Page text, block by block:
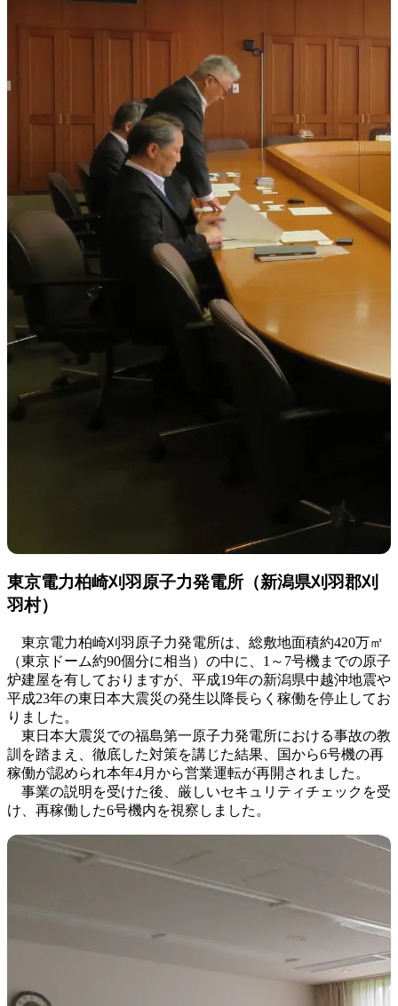
東京電力柏崎刈羽原子力発電所（新潟県刈羽郡刈
羽村）
東京電力柏崎刈羽原子力発電所は、総敷地面積約420万㎡
（東京ドーム約90個分に相当）の中に、1～7号機までの原子
炉建屋を有しておりますが、平成19年の新潟県中越沖地震や
平成23年の東日本大震災の発生以降長らく稼働を停止してお
りました。
東日本大震災での福島第一原子力発電所における事故の教
訓を踏まえ、徹底した対策を講じた結果、国から6号機の再
稼働が認められ本年4月から営業運転が再開されました。
事業の説明を受けた後、厳しいセキュリティチェックを受
け、再稼働した6号機内を視察しました。